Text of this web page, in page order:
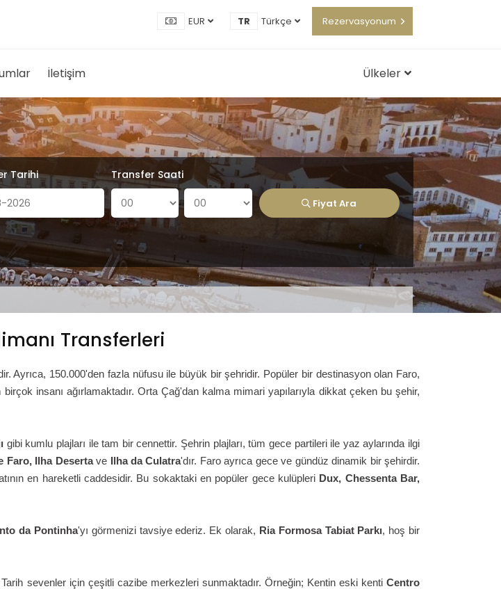
EUR TR Türkçe Rezervasyonum
İletişim Ülkeler
Tarihi Transfer Saati
Fiyat Ara
Transferleri
Ayrıca, 150.000'den fazla nüfusu ile büyük bir şehridir. Popüler bir destinasyon olan Faro,
insanı ağırlamaktadır. Orta Çağ'dan kalma mimari yapılarıyla dikkat çeken bu şehir,
gibi kumlu plajları ile tam bir cennettir. Şehrin plajları, tüm gece partileri ile yaz aylarında ilgi
Faro, Ilha Desertave Ilha da Culatra'dır. Faro ayrıca gece ve gündüz dinamik bir şehirdir.
en hareketli caddesidir. Bu sokaktaki en popüler gece kulüpleri Dux, Chessenta Bar,
da Pontinha'yı görmenizi tavsiye ederiz. Ek olarak, Ria Formosa Tabiat Parkı, hoş bir
sevenler için çeşitli cazibe merkezleri sunmaktadır. Örneğin; Kentin eski kenti Centro